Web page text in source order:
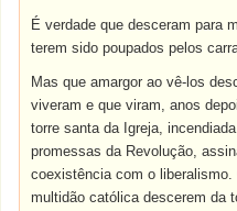
É verdade que desceram para
terem sido poupados pelos
Mas que amargor ao vê-los
viveram e que viram, anos
torre santa da Igreja,
promessas da Revolução,
coexistência com o
multidão católica descerem da